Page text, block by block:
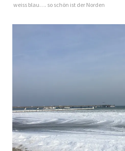
weiss blau…. so schön ist der Norden